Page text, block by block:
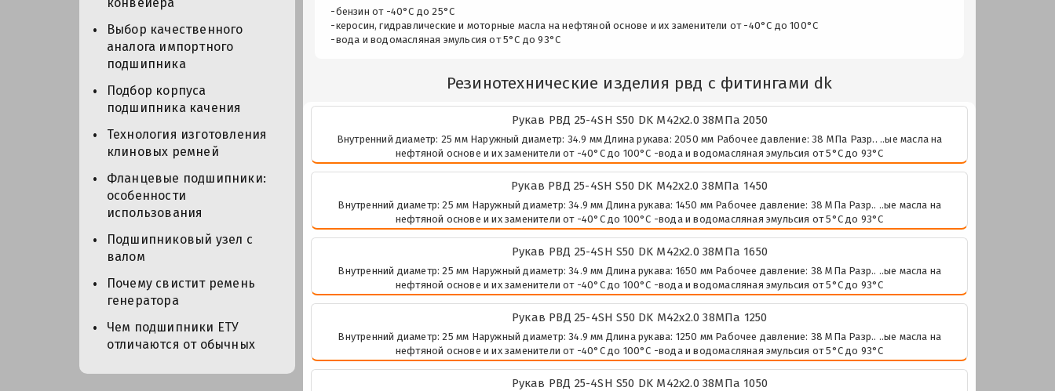
Выбор качественного
аналога импортного
подшипника
Подбор корпуса
подшипника качения
Технология изготовления
клиновых ремней
Фланцевые подшипники:
особенности
использования
Подшипниковый узел с
валом
Почему свистит ремень
генератора
Чем подшипники ЕТУ
отличаются от обычных
-бензин от -40°C до 25°C
-керосин, гидравлические и моторные масла на нефтяной основе и их заменители от -40°C до 100°C
-вода и водомасляная эмульсия от 5°C до 93°C
Резинотехнические изделия рвд с фитингами dk
Рукав РВД 25-4SH S50 DK М42х2.0 38МПа 2050
Внутренний диаметр: 25 мм Наружный диаметр: 34.9 мм Длина рукава: 2050 мм Рабочее давление: 38 МПа Разр.. ..ые масла на
нефтяной основе и их заменители от -40°C до 100°C -вода и водомасляная эмульсия от 5°C до 93°C
Рукав РВД 25-4SH S50 DK М42х2.0 38МПа 1450
Внутренний диаметр: 25 мм Наружный диаметр: 34.9 мм Длина рукава: 1450 мм Рабочее давление: 38 МПа Разр.. ..ые масла на
нефтяной основе и их заменители от -40°C до 100°C -вода и водомасляная эмульсия от 5°C до 93°C
Рукав РВД 25-4SH S50 DK М42х2.0 38МПа 1650
Внутренний диаметр: 25 мм Наружный диаметр: 34.9 мм Длина рукава: 1650 мм Рабочее давление: 38 МПа Разр.. ..ые масла на
нефтяной основе и их заменители от -40°C до 100°C -вода и водомасляная эмульсия от 5°C до 93°C
Рукав РВД 25-4SH S50 DK М42х2.0 38МПа 1250
Внутренний диаметр: 25 мм Наружный диаметр: 34.9 мм Длина рукава: 1250 мм Рабочее давление: 38 МПа Разр.. ..ые масла на
нефтяной основе и их заменители от -40°C до 100°C -вода и водомасляная эмульсия от 5°C до 93°C
Рукав РВД 25-4SH S50 DK М42х2.0 38МПа 1050